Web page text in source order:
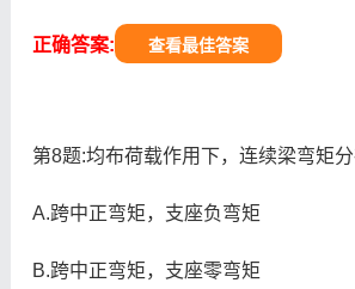
正确答案: 查看最佳答案
第8题:均布荷载作用下，连续梁弯矩分
A.跨中正弯矩，支座负弯矩
B.跨中正弯矩，支座零弯矩